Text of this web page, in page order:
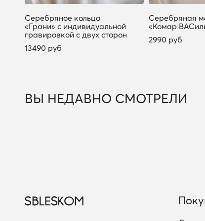
Серебряное кольцо
«Грани» с индивидуальной
гравировкой с двух сторон
13490 руб
Серебряная
«Комар
2990 руб
ВЫ НЕДАВНО СМОТРЕЛИ